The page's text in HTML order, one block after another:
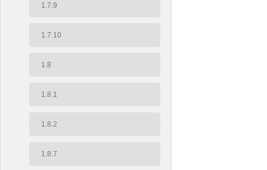
1.7.9
1.7.10
1.8
1.8.1
1.8.2
1.8.7